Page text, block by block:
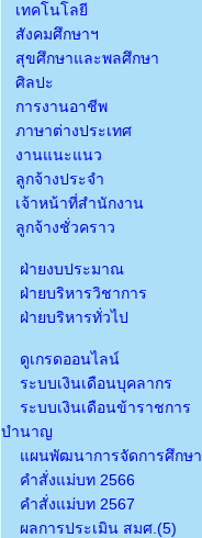
เทคโนโลยี
สังคมศึกษาฯ
สุขศึกษาและพลศึกษา
ศิลปะ
การงานอาชีพ
ภาษาต่างประเทศ
งานแนะแนว
ลูกจ้างประจำ
เจ้าหน้าที่สำนักงาน
ลูกจ้างชั่วคราว
ฝ่ายงบประมาณ
ฝ่ายบริหารวิชาการ
ฝ่ายบริหารทั่วไป
ดูเกรดออนไลน์
ระบบเงินเดือนบุคลากร
ระบบเงินเดือนข้าราชการ
บำนาญ
แผนพัฒนาการจัดการศึกษา
คำสั่งแม่บท 2566
คำสั่งแม่บท 2567
ผลการประเมิน สมศ.(5)